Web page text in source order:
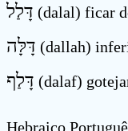
דָּלַל (dalal) ficar
דָּלָּה (dallah)
דָּלַף (dalaf)
Hebraico